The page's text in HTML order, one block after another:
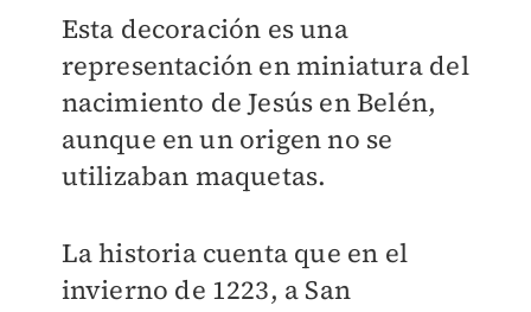
Esta decoración es una
representación en miniatura del
nacimiento de Jesús en Belén,
aunque en un origen no se
utilizaban maquetas.
La historia cuenta que en el
invierno de 1223, a San